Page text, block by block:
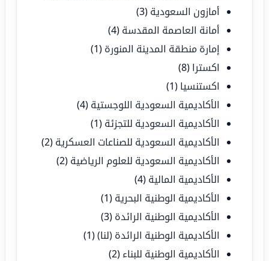
أمازون السعودية (3)
أمانة العاصمة المقدسة (4)
إمارة منطقة المدينة المنورة (1)
اكسترا (8)
اكستنسيا (1)
الأكاديمية السعودية اللوجستية (4)
الأكاديمية السعودية للتجزئة (1)
الأكاديمية السعودية للصناعات العسكرية (2)
الأكاديمية السعودية للعلوم الرياضية (2)
الأكاديمية المالية (4)
الأكاديمية الوطنية البحرية (1)
الأكاديمية الوطنية الرائدة (3)
الأكاديمية الوطنية الرائدة (لنا)(1)
الأكاديمية الوطنية للبناء (2)